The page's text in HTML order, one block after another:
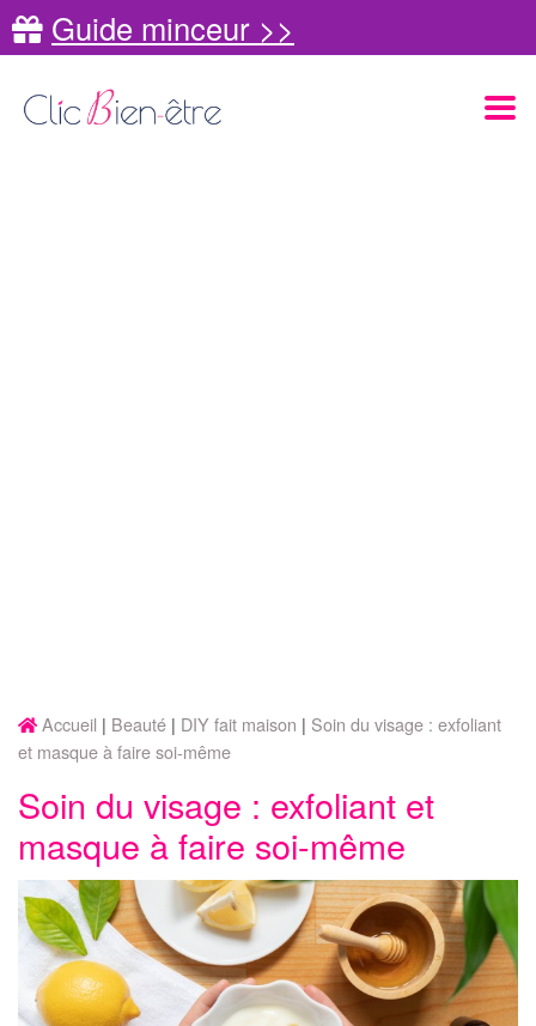
Guide minceur >>
Accueil Beauté DIY fait maison
Soin du visage : exfoliant
et masque à faire soi-même
Soin du visage : exfoliant et
masque à faire soi-même